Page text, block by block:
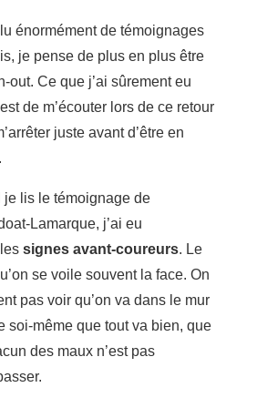
énormément de témoignages
je pense de plus en plus être
out. Ce que j’ai sûrement eu
de m’écouter lors de ce retour
juste avant d’être en
je lis le témoignage de
Lamarque, j’ai eu
signes avant-coureurs. Le
se voile souvent la face. On
pas voir qu’on va dans le mur
soi-même que tout va bien, que
des maux n’est pas